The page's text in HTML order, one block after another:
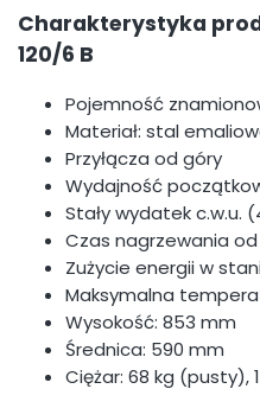
Charakterystyka
120/6 B
Pojemność
Materiał: stal
Przyłącza od góry
Wydajność
Stały wydatek c.w.u.
Czas nagrzewania od
Zużycie energii w
Maksymalna
Wysokość: 853 mm
Średnica: 590 mm
Ciężar: 68 kg (pusty),